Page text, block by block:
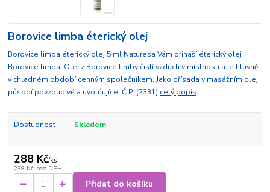
Borovice limba éterický olej
Borovice limba éterický olej 5 ml Naturesa Vám přináší éterický olej
Borovice limba. Olej z Borovice limby čistí vzduch v místnosti a je hlavně
v chladném období cenným společníkem. Jako přísada v masážním oleji
působí povzbudivě a uvolňujíce. Č.P. (2331) celý popis
Dostupnost Skladem
288 Kč/ks
238 Kč bez DPH
Přidat do košíku